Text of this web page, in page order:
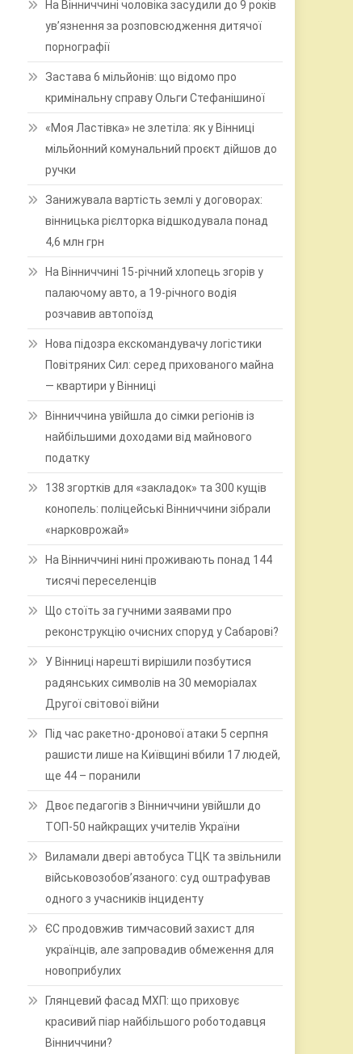
На Вінниччині чоловіка засудили до 9 років
ув’язнення за розповсюдження дитячої
порнографії
Застава 6 мільйонів: що відомо про
кримінальну справу Ольги Стефанішиної
«Моя Ластівка» не злетіла: як у Вінниці
мільйонний комунальний проєкт дійшов до
ручки
Занижувала вартість землі у договорах:
вінницька рієлторка відшкодувала понад
4,6 млн грн
На Вінниччині 15-річний хлопець згорів у
палаючому авто, а 19-річного водія
розчавив автопоїзд
Нова підозра екскомандувачу логістики
Повітряних Сил: серед прихованого майна
— квартири у Вінниці
Вінниччина увійшла до сімки регіонів із
найбільшими доходами від майнового
податку
138 згортків для «закладок» та 300 кущів
конопель: поліцейські Вінниччини зібрали
«нарковрожай»
На Вінниччині нині проживають понад 144
тисячі переселенців
Що стоїть за гучними заявами про
реконструкцію очисних споруд у Сабарові?
У Вінниці нарешті вирішили позбутися
радянських символів на 30 меморіалах
Другої світової війни
Під час ракетно-дронової атаки 5 серпня
рашисти лише на Київщині вбили 17 людей,
ще 44 – поранили
Двоє педагогів з Вінниччини увійшли до
ТОП-50 найкращих учителів України
Виламали двері автобуса ТЦК та звільнили
військовозобов’язаного: суд оштрафував
одного з учасників інциденту
ЄС продовжив тимчасовий захист для
українців, але запровадив обмеження для
новоприбулих
Глянцевий фасад МХП: що приховує
красивий піар найбільшого роботодавця
Вінниччини?